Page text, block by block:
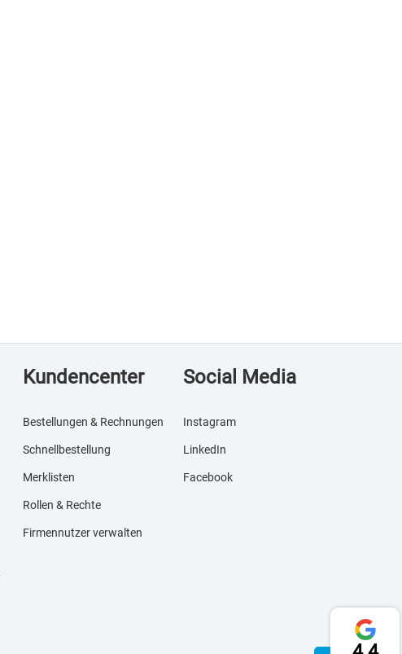
Kundencenter
Bestellungen & Rechnungen
Schnellbestellung
Merklisten
Rollen & Rechte
Firmennutzer verwalten
Social Media
Instagram
LinkedIn
Facebook